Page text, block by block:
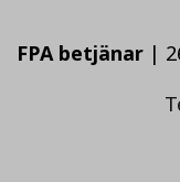
FPA betjänar |